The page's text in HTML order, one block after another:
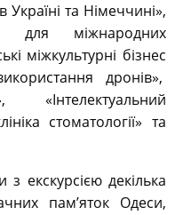
та Німеччині»,
для міжнародних
міжкультурні бізнес
дронів»,
«Інтелектуальний
стоматології» та
з екскурсією декілька
пам’яток Одеси,